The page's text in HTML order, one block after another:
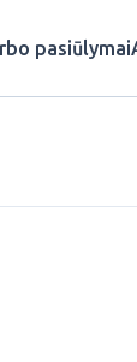
pasiūlymai